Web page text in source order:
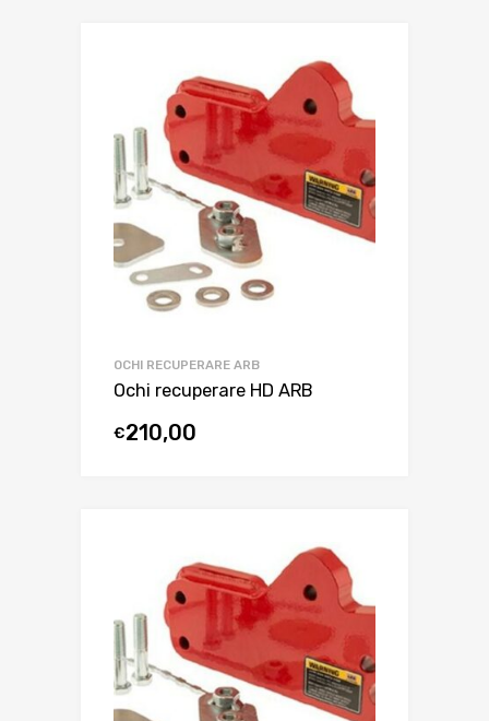
OCHI RECUPERARE ARB
Ochi recuperare HD ARB
€210,00